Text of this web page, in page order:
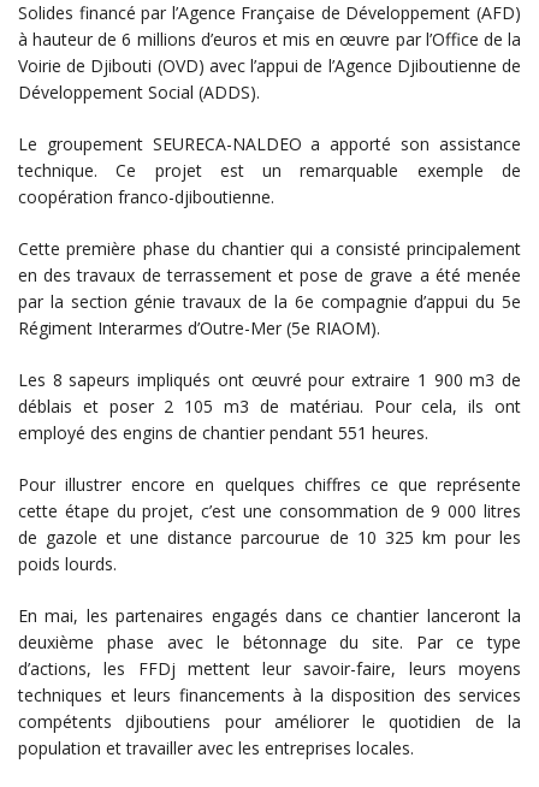
Solides financé par l’Agence Française de Développement (AFD)
à hauteur de 6 millions d’euros et mis en œuvre par l’Office de la
Voirie de Djibouti (OVD) avec l’appui de l’Agence Djiboutienne de
Développement Social (ADDS).
Le groupement SEURECA-NALDEO a apporté son assistance
technique. Ce projet est un remarquable exemple de
coopération franco-djiboutienne.
Cette première phase du chantier qui a consisté principalement
en des travaux de terrassement et pose de grave a été menée
par la section génie travaux de la 6e compagnie d’appui du 5e
Régiment Interarmes d’Outre-Mer (5e RIAOM).
Les 8 sapeurs impliqués ont œuvré pour extraire 1 900 m3 de
déblais et poser 2 105 m3 de matériau. Pour cela, ils ont
employé des engins de chantier pendant 551 heures.
Pour illustrer encore en quelques chiffres ce que représente
cette étape du projet, c’est une consommation de 9 000 litres
de gazole et une distance parcourue de 10 325 km pour les
poids lourds.
En mai, les partenaires engagés dans ce chantier lanceront la
deuxième phase avec le bétonnage du site. Par ce type
d’actions, les FFDj mettent leur savoir-faire, leurs moyens
techniques et leurs financements à la disposition des services
compétents djiboutiens pour améliorer le quotidien de la
population et travailler avec les entreprises locales.